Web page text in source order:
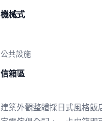
機械式
公共設施
信箱區
建築外觀整體採日式風格飯